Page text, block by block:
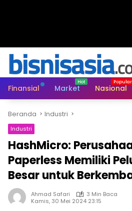
Finansial Market Nasional
Beranda Industri
Industri
HashMicro:
Paperless Memiliki
Besar untuk
Ahmad Safari
3 Min Baca
Kamis, 30 Mei 2024 23:15